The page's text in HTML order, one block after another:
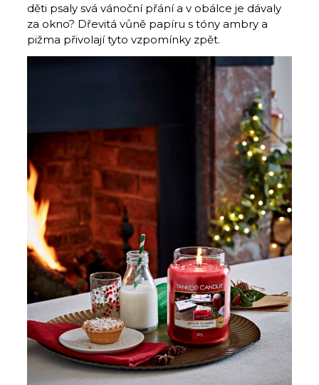
děti psaly svá vánoční přání a v obálce je dávaly
za okno? Dřevitá vůně papíru s tóny ambry a
pižma přivolají tyto vzpomínky zpět.